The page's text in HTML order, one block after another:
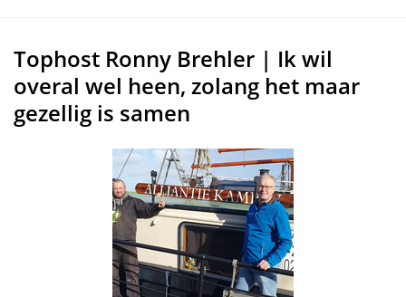
Tophost Ronny Brehler | Ik wil
overal wel heen, zolang het maar
gezellig is samen